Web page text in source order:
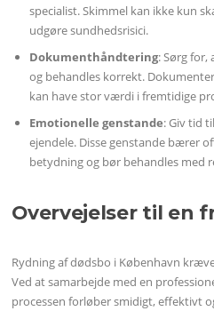
specialist. Skimmel kan ikke kun
udgøre sundhedsrisici.
Dokumenthåndtering: Sørg for,
og behandles korrekt.
kan have stor værdi i fremtidige
Emotionelle genstande: Giv tid
ejendele. Disse genstande bærer
betydning og bør behandles med
Overvejelser til en
Rydning af dødsbo i København
Ved at samarbejde med en
processen forløber smidigt, effektivt